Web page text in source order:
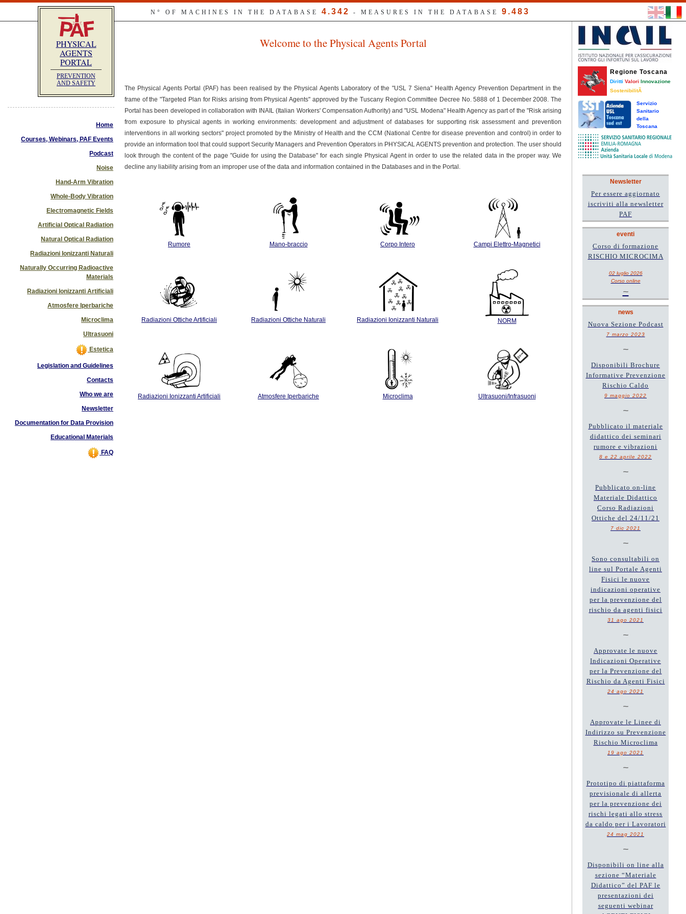
N° OF MACHINES IN THE DATABASE 4.342 - MEASURES IN THE DATABASE 9.483
PHYSICAL
AGENTS
PORTAL
PREVENTION
AND SAFETY
Home
Courses, Webinars, PAF Events
Podcast
Noise
Hand-Arm Vibration
Whole-Body Vibration
Electromagnetic Fields
Artificial Optical Radiation
Natural Optical Radiation
Radiazioni Ionizzanti Naturali
Naturally Occurring Radioactive
Materials
Radiazioni Ionizzanti Artificiali
Atmosfere Iperbariche
Microclima
Ultrasuoni
Estetica
Legislation and Guidelines
Contacts
Who we are
Newsletter
Documentation for Data Provision
Educational Materials
FAQ
Welcome to the Physical Agents Portal
The Physical Agents Portal (PAF) has been realised by the Physical Agents Laboratory of the "USL 7 Siena" Health Agency Prevention Department in the
frame of the "Targeted Plan for Risks arising from Physical Agents" approved by the Tuscany Region Committee Decree No. 5888 of 1 December 2008. The
Portal has been developed in collaboration with INAIL (Italian Workers' Compensation Authority) and "USL Modena" Health Agency as part of the "Risk arising
from exposure to physical agents in working environments: development and adjustment of databases for supporting risk assessment and prevention
interventions in all working sectors" project promoted by the Ministry of Health and the CCM (National Centre for disease prevention and control) in order to
provide an information tool that could support Security Managers and Prevention Operators in PHYSICAL AGENTS prevention and protection. The user should
look through the content of the page "Guide for using the Database" for each single Physical Agent in order to use the related data in the proper way. We
decline any liability arising from an improper use of the data and information contained in the Databases and in the Portal.
Rumore Mano-braccio Corpo Intero Campi Elettro-Magnetici
Radiazioni Ottiche Artificiali Radiazioni Ottiche Naturali Radiazioni Ionizzanti Naturali NORM
Radiazioni Ionizzanti Artificiali Atmosfere Iperbariche Microclima Ultrasuoni/Infrasuoni
Regione Toscana
Diritti Valori Innovazione
SostenibilitÃ
Servizio
Sanitario
della
Toscana
Newsletter
Per essere aggiornato
iscriviti alla newsletter
PAF
eventi
Corso di formazione
RISCHIO MICROCIMA
02 luglio 2026
Corso online
~
news
Nuova Sezione Podcast
7 marzo 2023
~
Disponibili Brochure
Informative Prevenzione
Rischio Caldo
9 maggio 2022
~
Pubblicato il materiale
didattico dei seminari
rumore e vibrazioni
8 e 22 aprile 2022
~
Pubblicato on-line
Materiale Didattico
Corso Radiazioni
Ottiche del 24/11/21
7 dic 2021
~
Sono consultabili on
line sul Portale Agenti
Fisici le nuove
indicazioni operative
per la prevenzione del
rischio da agenti fisici
31 ago 2021
~
Approvate le nuove
Indicazioni Operative
per la Prevenzione del
Rischio da Agenti Fisici
24 ago 2021
~
Approvate le Linee di
Indirizzo su Prevenzione
Rischio Microclima
19 ago 2021
~
Prototipo di piattaforma
previsionale di allerta
per la prevenzione dei
rischi legati allo stress
da caldo per i Lavoratori
24 mag 2021
~
Disponibili on line alla
sezione “Materiale
Didattico” del PAF le
presentazioni dei
seguenti webinar